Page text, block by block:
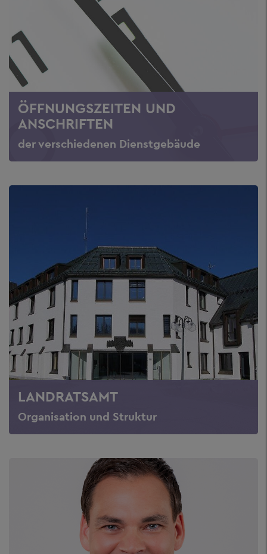
ÖFFNUNGSZEITEN UND
ANSCHRIFTEN
der verschiedenen Dienstgebäude
LANDRATSAMT
Organisation und Struktur